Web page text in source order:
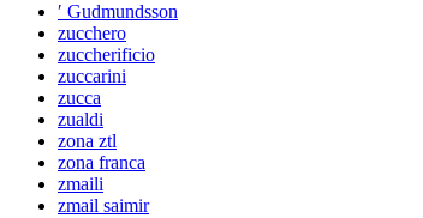
′ Gudmundsson
zucchero
zuccherificio
zuccarini
zucca
zualdi
zona ztl
zona franca
zmaili
zmail saimir